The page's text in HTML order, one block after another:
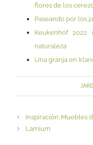
flores de los
Paseando por los
Keukenhof
naturaleza
Una granja en
Inspiración: Muebles
Lamium